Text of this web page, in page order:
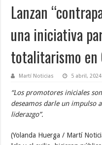
Lanzan
una iniciativa
totalitarismo en
Martí Noticias 5 abril, 2024
“Los promotores iniciales
deseamos darle un impulso
liderazgo”.
(Yolanda Huerga / Martí